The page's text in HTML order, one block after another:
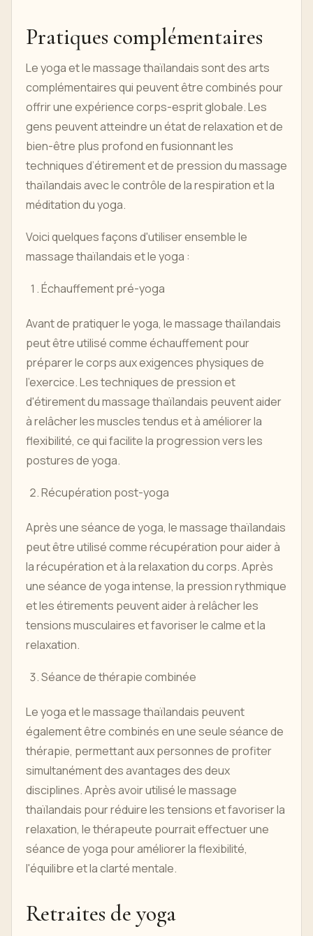
Pratiques complémentaires
Le yoga et le massage thaïlandais sont des arts
complémentaires qui peuvent être combinés pour
offrir une expérience corps-esprit globale. Les
gens peuvent atteindre un état de relaxation et de
bien-être plus profond en fusionnant les
techniques d’étirement et de pression du massage
thaïlandais avec le contrôle de la respiration et la
méditation du yoga.
Voici quelques façons d'utiliser ensemble le
massage thaïlandais et le yoga :
Échauffement pré-yoga
Avant de pratiquer le yoga, le massage thaïlandais
peut être utilisé comme échauffement pour
préparer le corps aux exigences physiques de
l'exercice. Les techniques de pression et
d'étirement du massage thaïlandais peuvent aider
à relâcher les muscles tendus et à améliorer la
flexibilité, ce qui facilite la progression vers les
postures de yoga.
Récupération post-yoga
Après une séance de yoga, le massage thaïlandais
peut être utilisé comme récupération pour aider à
la récupération et à la relaxation du corps. Après
une séance de yoga intense, la pression rythmique
et les étirements peuvent aider à relâcher les
tensions musculaires et favoriser le calme et la
relaxation.
Séance de thérapie combinée
Le yoga et le massage thaïlandais peuvent
également être combinés en une seule séance de
thérapie, permettant aux personnes de profiter
simultanément des avantages des deux
disciplines. Après avoir utilisé le massage
thaïlandais pour réduire les tensions et favoriser la
relaxation, le thérapeute pourrait effectuer une
séance de yoga pour améliorer la flexibilité,
l'équilibre et la clarté mentale.
Retraites de yoga